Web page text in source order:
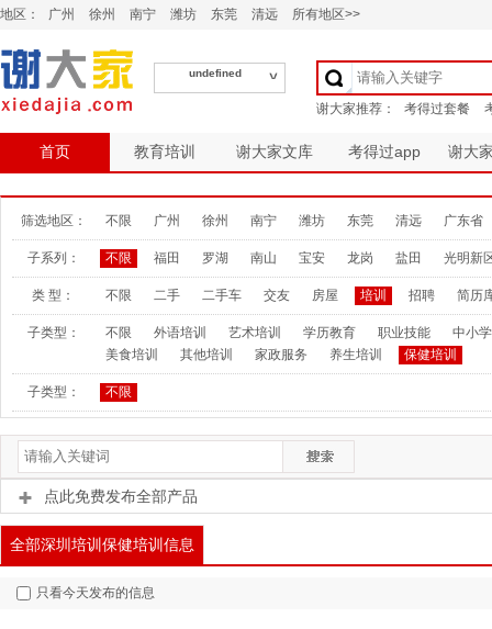
地区： 广州 徐州 南宁 潍坊 东莞 清远 所有地区>>
undefined
首页 教育培训 谢大家文库 考得过app 谢大
筛选地区： 不限 广州 徐州 南宁 潍坊 东莞 清远 广东省
子系列： 不限 福田 罗湖 南山 宝安 龙岗 盐田 光明新
类 型： 不限 二手 二手车 交友 房屋 培训 招聘 简历
子类型： 不限 外语培训 艺术培训 学历教育 职业技能
中小学
美食培训
其他培训 家政服务 养生培训 保健培训
子类型： 不限
点此免费发布全部产品
全部深圳培训保健培训信息
只看今天发布的信息